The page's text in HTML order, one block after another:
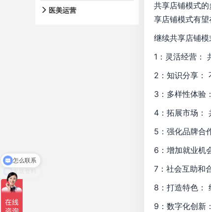
医美运营
共享店铺模式
享店铺模式有望
继续共享店铺模
1：灵活经营：
2：知识分享：
3：多样性体验
4：拓展市场：
5：强化品牌合
6：增加就业机
7：社会互助和
8：打造特色：
9：数字化创新
发送资料